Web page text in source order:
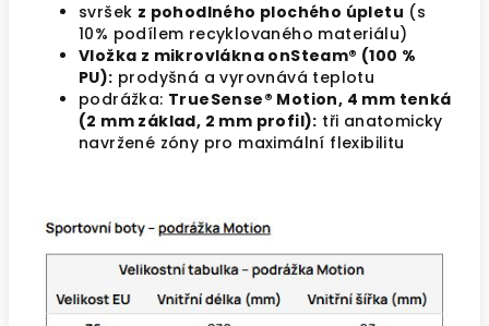
svršek z pohodlného plochého úpletu (s
10% podílem recyklovaného materiálu)
Vložka z mikrovlákna onSteam® (100 %
PU): prodyšná a vyrovnává teplotu
podrážka: TrueSense® Motion, 4 mm tenká
(2 mm základ, 2 mm profil): tři anatomicky
navržené zóny pro maximální flexibilitu